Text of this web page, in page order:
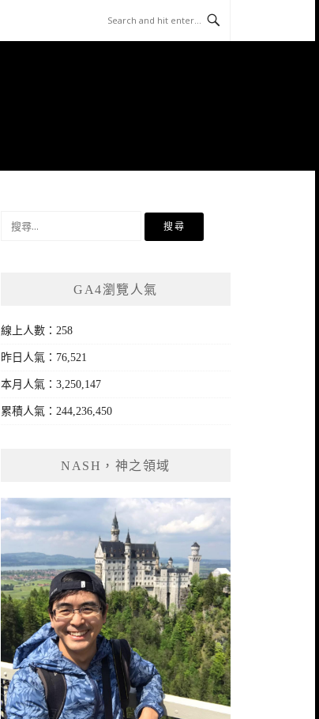
GA4瀏覽人氣
線上人數：258
昨日人氣：76,521
本月人氣：3,250,147
累積人氣：244,236,450
NASH，神之領域